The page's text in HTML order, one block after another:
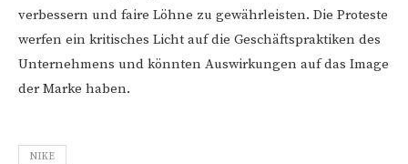
verbessern und faire Löhne zu gewährleisten. Die Proteste
werfen ein kritisches Licht auf die Geschäftspraktiken des
Unternehmens und könnten Auswirkungen auf das Image
der Marke haben.
NIKE